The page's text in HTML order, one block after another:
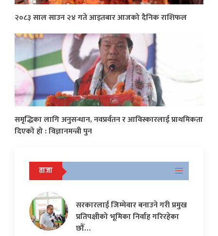
२०८३ साल साउन २४ गते आइतबार आजको दैनिक राशिफल
समृद्धिका लागि अनुसन्धान, नवप्रर्वतन र आविस्कारलाई प्राथमिकता
दिएको हो : विज्ञानमन्त्री पुन
ताजा
सरकारलाई जिम्मेवार बनाउने गरी प्रमुख
प्रतिपक्षीको भूमिका निर्वाह गरिरहेका
छौँ…